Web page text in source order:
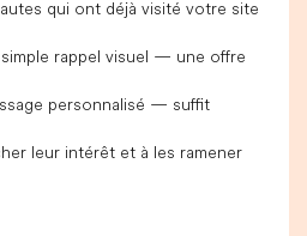
qui ont déjà visité votre site
rappel visuel — une offre
personnalisé — suffit
leur intérêt et à les ramener